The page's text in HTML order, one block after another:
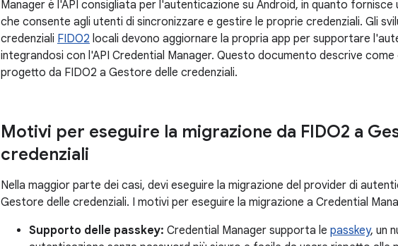
Manager è l'API consigliata per l'autenticazione su Android, in quanto
che consente agli utenti di sincronizzare e gestire le proprie credenziali. Gli
credenziali FIDO2 locali devono aggiornare la propria app per supportare
integrandosi con l'API Credential Manager. Questo documento descrive come
progetto da FIDO2 a Gestore delle credenziali.
Motivi per eseguire la migrazione da FIDO2 a
credenziali
Nella maggior parte dei casi, devi eseguire la migrazione del provider di
Gestore delle credenziali. I motivi per eseguire la migrazione a Credential
Supporto delle passkey: Credential Manager supporta le passkey, un